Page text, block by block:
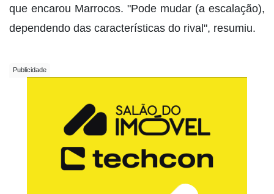
que encarou Marrocos. "Pode mudar (a escalação),
dependendo das características do rival", resumiu.